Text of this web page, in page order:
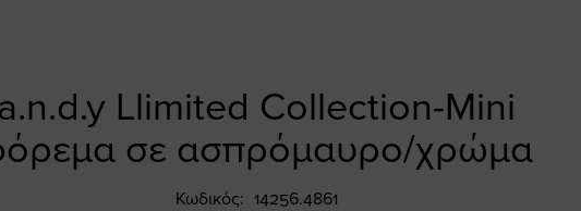
a.n.d.y Llimited Collection-Mini
σε ασπρόμαυρο/χρώμα
Κωδικός 14256.4861